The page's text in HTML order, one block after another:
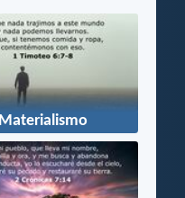
Materialismo